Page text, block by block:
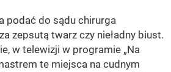
podać do sądu chirurga
zepsutą twarz czy nieładny biust.
w telewizji w programie „Na
te miejsca na cudnym